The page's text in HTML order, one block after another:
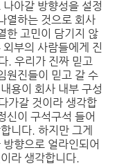
아갈 방향성을 설정
열하는 것으로 회사
한 고민이 담기지 않
부의 사람들에게 진
. 우리가 진짜 믿고
원진들이 믿고 갈 수
용이 회사 내부 구성
가갈 것이라 생각합
신이 구석구석 들어
니다. 하지만 그게
향으로 얼라인되어
라 생각합니다.